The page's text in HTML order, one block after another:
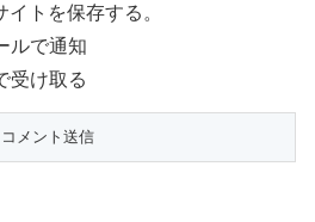
トを保存する。
ルで通知
受け取る